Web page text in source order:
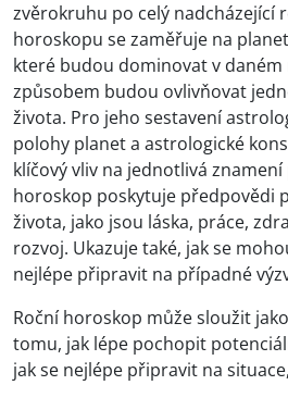
zvěrokruhu po celý nadcházející
horoskopu se zaměřuje na
které budou dominovat v daném
způsobem budou ovlivňovat
života. Pro jeho sestavení
polohy planet a astrologické
klíčový vliv na jednotlivá
horoskop poskytuje předpovědi
života, jako jsou láska, práce,
rozvoj. Ukazuje také, jak se
nejlépe připravit na případné
Roční horoskop může sloužit
tomu, jak lépe pochopit
jak se nejlépe připravit na